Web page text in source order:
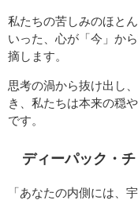
私たちの苦しみのほと
いった、心が「今」か
摘します。
思考の渦から抜け出し
き、私たちは本来の穏
です。
ディーパック・チ
「あなたの内側には、